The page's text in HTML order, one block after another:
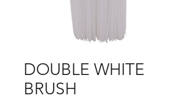
DOUBLE WHITE
BRUSH